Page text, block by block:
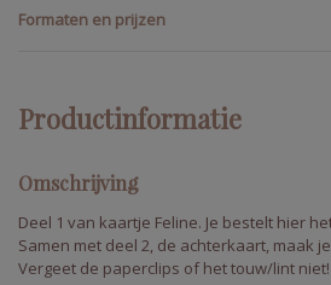
Formaten en prijzen
Productinformatie
Omschrijving
Deel 1 van kaartje Feline. Je bestelt hier
Samen met deel 2, de achterkaart, maak
Vergeet de paperclips of het touw/lint